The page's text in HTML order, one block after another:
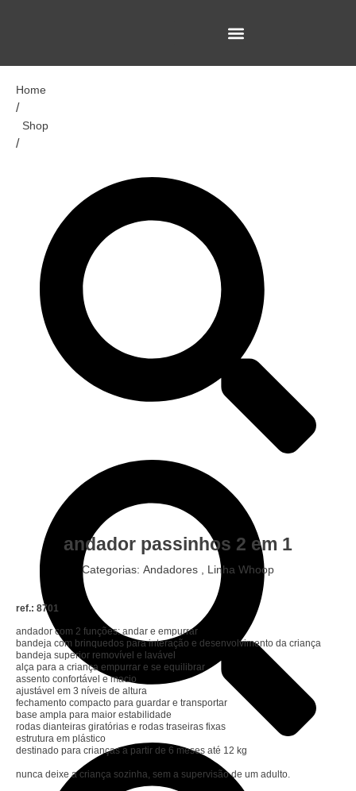
Home
/
Shop
/
andador passinhos 2 em 1
Categorias: Andadores Linha Whoop
ref.: 8701
andador com 2 funções: andar e empurrar
bandeja com brinquedos para interação e desenvolvimento da criança
bandeja superior removível e lavável
alça para a criança empurrar e se equilibrar
assento confortável e macio
ajustável em 3 níveis de altura
fechamento compacto para guardar e transportar
base ampla para maior estabilidade
rodas dianteiras giratórias e rodas traseiras fixas
estrutura em plástico
destinado para crianças a partir de 6 meses até 12 kg
nunca deixe a criança sozinha, sem a supervisão de um adulto.